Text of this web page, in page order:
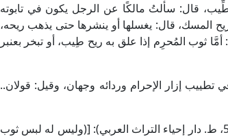
قال: سألتُ مالكًا عن الرجل يكون في تابوته
المسك، قال: يغسلها أو ينشرها حتى يذهب ريحه،
ثوب المُحرِم إذا علق به ريح طِيب، أو تبخر بعنبر
النَّوَوِي الشافعي في "روضة الطالبين" (3/ 71): [في تطييب إزار الإحرام وردائه وجهان، وقيل: قولان..
وقال الإمام علاء الدين المَرْدَاوي الحنبلي في "الإنصاف" (3/ 530، ط. دار إحياء التراث العربي): [(وليس له لبس ثوب